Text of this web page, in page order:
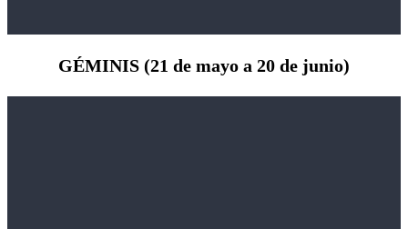
GÉMINIS (21 de mayo a 20 de junio)